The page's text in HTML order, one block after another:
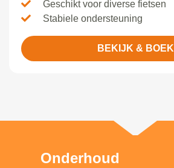
Geschikt voor diverse fietsen
Stabiele ondersteuning
BEKIJK & BOEK
Onderhoud